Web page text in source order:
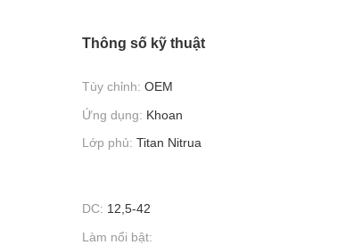
Thông số kỹ thuật
Tùy chỉnh: OEM
Ứng dụng: Khoan
Lớp phủ: Titan Nitrua
DC: 12,5-42
Làm nổi bật: